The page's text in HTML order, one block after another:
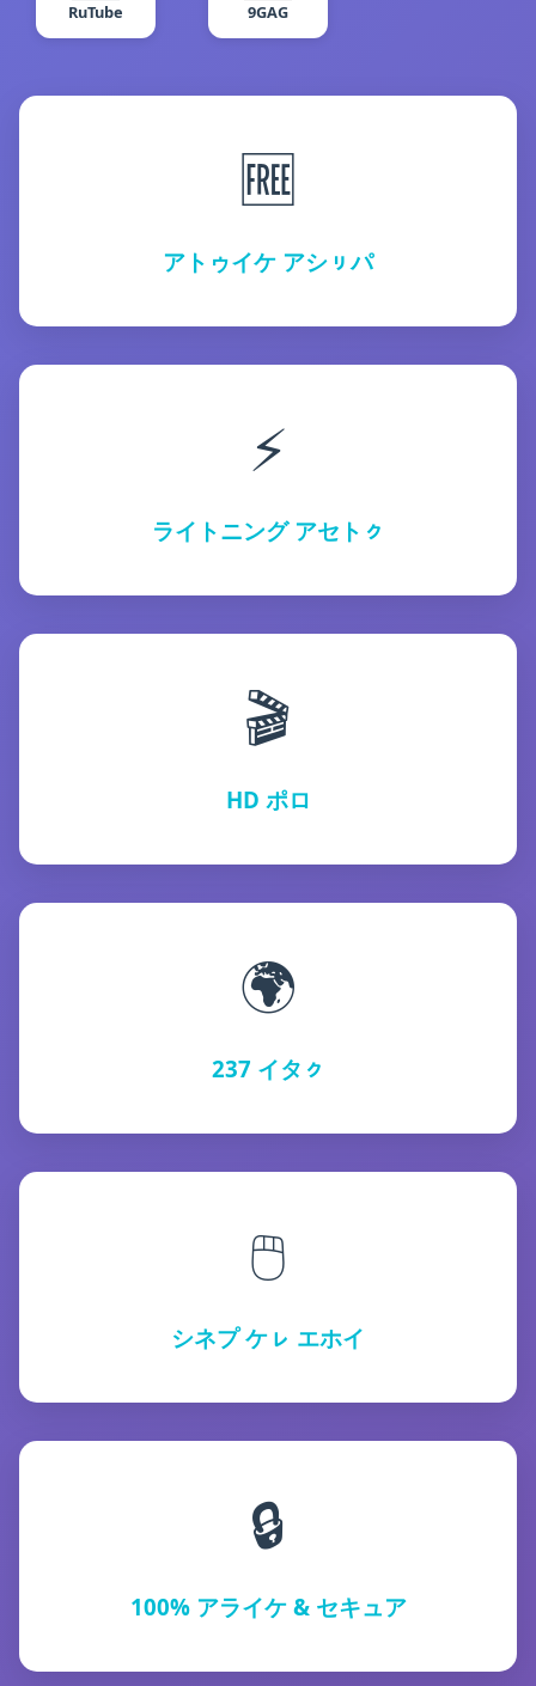
RuTube 9GAG
🆓
アトゥイケ アシㇼパ
⚡
ライトニング アセトㇰ
🎬
HD ポロ
🌍
237 イタㇰ
🖱️
シネプ ケㇾ エホイ
🔒
100% アライケ & セキュア